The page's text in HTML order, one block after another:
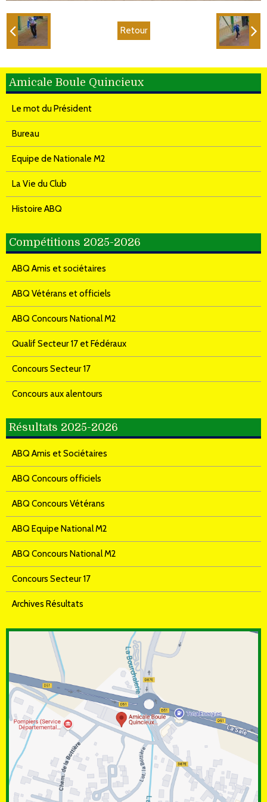
Retour
Amicale Boule Quincieux
Le mot du Président
Bureau
Equipe de Nationale M2
La Vie du Club
Histoire ABQ
Compétitions 2025-2026
ABQ Amis et sociétaires
ABQ Vétérans et officiels
ABQ Concours National M2
Qualif Secteur 17 et Fédéraux
Concours Secteur 17
Concours aux alentours
Résultats 2025-2026
ABQ Amis et Sociétaires
ABQ Concours officiels
ABQ Concours Vétérans
ABQ Equipe National M2
ABQ Concours National M2
Concours Secteur 17
Archives Résultats